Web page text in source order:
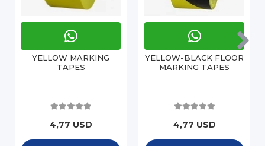
YELLOW MARKING
TAPES
4,77 USD
YELLOW-BLACK FLOOR
MARKING TAPES
4,77 USD